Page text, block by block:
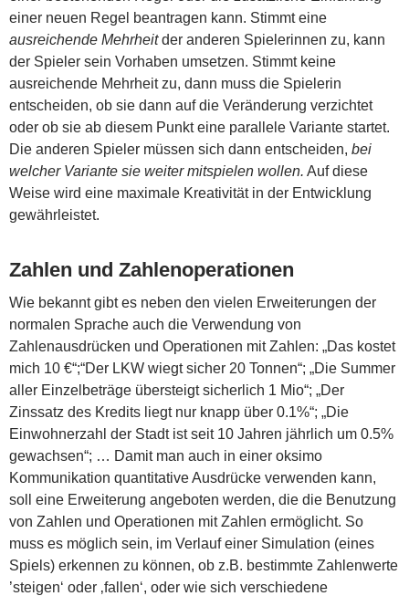
einer neuen Regel beantragen kann. Stimmt eine
ausreichende Mehrheitder anderen Spielerinnen zu, kann
der Spieler sein Vorhaben umsetzen. Stimmt keine
ausreichende Mehrheit zu, dann muss die Spielerin
entscheiden, ob sie dann auf die Veränderung verzichtet
oder ob sie ab diesem Punkt eine parallele Variante startet.
Die anderen Spieler müssen sich dann entscheiden, bei
welcher Variante sie weiter mitspielen wollen. Auf diese
Weise wird eine maximale Kreativität in der Entwicklung
gewährleistet.
Zahlen und Zahlenoperationen
Wie bekannt gibt es neben den vielen Erweiterungen der
normalen Sprache auch die Verwendung von
Zahlenausdrücken und Operationen mit Zahlen: „Das kostet
mich 10 €“;“Der LKW wiegt sicher 20 Tonnen“; „Die Summer
aller Einzelbeträge übersteigt sicherlich 1 Mio“; „Der
Zinssatz des Kredits liegt nur knapp über 0.1%“; „Die
Einwohnerzahl der Stadt ist seit 10 Jahren jährlich um 0.5%
gewachsen“; … Damit man auch in einer oksimo
Kommunikation quantitative Ausdrücke verwenden kann,
soll eine Erweiterung angeboten werden, die die Benutzung
von Zahlen und Operationen mit Zahlen ermöglicht. So
muss es möglich sein, im Verlauf einer Simulation (eines
Spiels) erkennen zu können, ob z.B. bestimmte Zahlenwerte
’steigen‘ oder ‚fallen‘, oder wie sich verschiedene